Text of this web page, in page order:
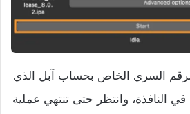
السري الخاص بحساب آبل الذي
النافذة، وانتظر حتى تنتهي عملية